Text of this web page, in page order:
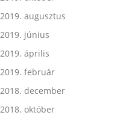
2019. augusztus
2019. június
2019. április
2019. február
2018. december
2018. október